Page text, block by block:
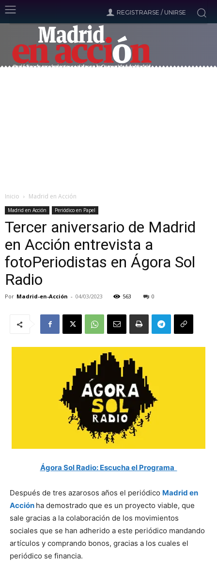
REGISTRARSE / UNIRSE
Inicio Madrid en Acción
Madrid en Acción Periódico en Papel
Tercer aniversario de Madrid
en Acción entrevista a
fotoPeriodistas en Ágora Sol
Radio
Por Madrid-en-Acción - 04/03/2023 563 0
Ágora Sol Radio: Escucha el Programa
Después de tres azarosos años el periódico Madrid en
Acción ha demostrado que es un proyecto viable, que
sale gracias a la colaboración de los movimientos
sociales que se han adherido a este periódico mandando
artículos y comprando bonos, gracias a los cuales el
periódico se financia.